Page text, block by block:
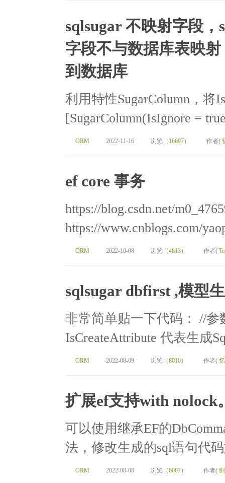
sqlsugar 不映射字段
字段不与数据库表映
到数据库
利用特性SugarColumn，将
[SugarColumn(IsIgnore =
ORM 2022-11-16 浏览（ 16697） 作者(
ef core 事务
https://blog.csdn.net/
https://www.cnblogs.com/
ORM 2022-10-08 浏览（4813） 作者(
sqlsugar dbfirst ,模型
非常简单贴一下代码： //
IsCreateAttribute 代表生成
ORM 2022-08-09 浏览（8010） 作者(
扩展ef支持with nolock
可以使用继承EF的
法，修改生成的sql语句代
ORM 2022-08-08 浏览（6007） 作者(